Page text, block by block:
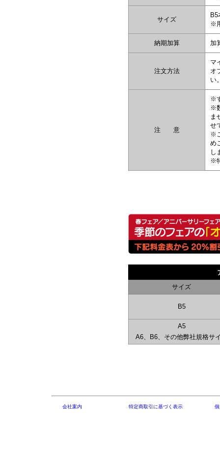
サイズ
※
納期加算 加
注文方法
マ
オ
い
注 意
※
※
ま
せ
※
め
し
※
サイズ
B5
A5
A6、B6、その他弊社規格サ
会社案内 特定商取引に基づく表示